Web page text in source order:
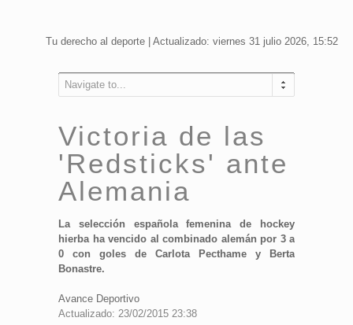
Tu derecho al deporte | Actualizado: viernes 31 julio 2026, 15:52
Navigate to...
Victoria de las
'Redsticks' ante
Alemania
La selección española femenina de hockey
hierba ha vencido al combinado alemán por 3 a
0 con goles de Carlota Pecthame y Berta
Bonastre.
Avance Deportivo
Actualizado: 23/02/2015 23:38